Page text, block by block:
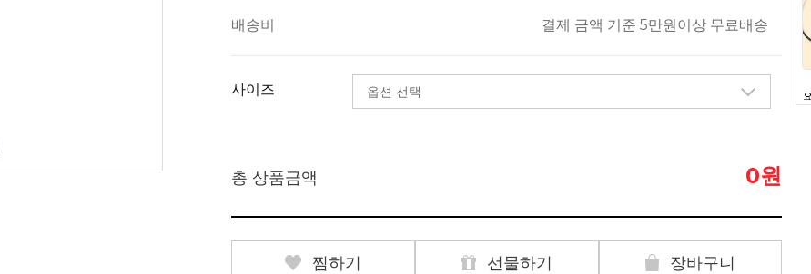
배송비 결제 금액 기준 5만원이상 무료배송
사이즈
총 상품금액 0원
찜하기 선물하기 장바구니